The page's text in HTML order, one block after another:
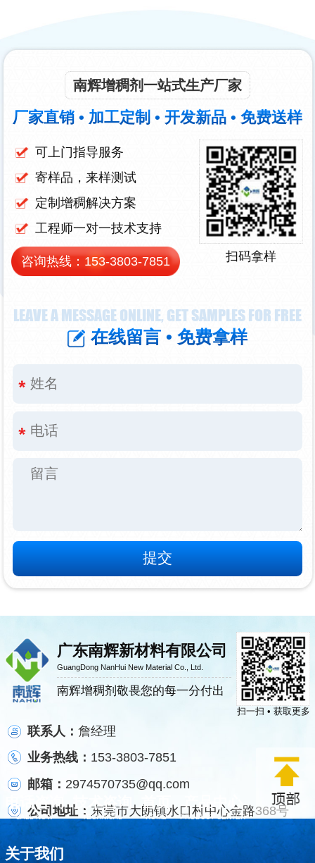
LEAVE A MESSAGE ONLINE, GET SAMPLES FOR FREE
在线留言 • 免费拿样
南辉增稠剂一站式生产厂家
厂家直销 • 加工定制 • 开发新品 • 免费送样
可上门指导服务
寄样品，来样测试
定制增稠解决方案
工程师一对一技术支持
咨询热线： 153-3803-7851 扫码拿样
广东南辉新材料有限公司
GuangDong NanHui New Material Co., Ltd.
南辉增稠剂敬畏您的每一分付出
扫一扫 • 获取更多
联系人：詹经理
业务热线： 153-3803-7851
邮箱： 2974570735@qq.com
公司地址： 东莞市大朗镇水口村中心金路368号
电话咨询
CALL NOW
技术咨询
TECHNICAL
首页
HOME
产品中心
PRODUCT CENTER
关于我们